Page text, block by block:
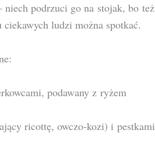
niech podrzuci go na stojak, bo też
ludzi można spotkać.
podawany z ryżem
ricottę, owczo-kozi) i pestkami